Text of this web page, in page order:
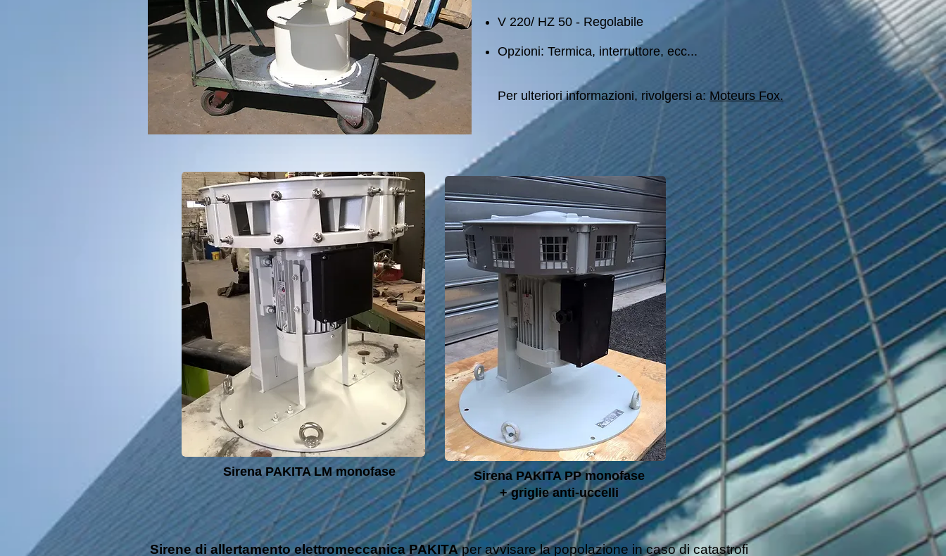
V 220/ HZ 50 - Regolabile
Opzioni: Termica, interruttore, ecc...
Per ulteriori informazioni, rivolgersi a: Moteurs Fox.
Sirena PAKITA LM monofase Sirena PAKITA PP monofase
+ griglie anti-uccelli
Sirene di allertamento elettromeccanica PAKITAper avvisare la popolazione in caso di catastrofi